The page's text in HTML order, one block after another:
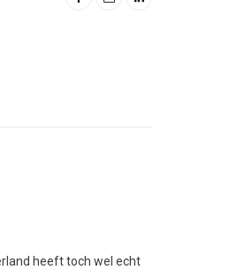
heeft toch wel echt